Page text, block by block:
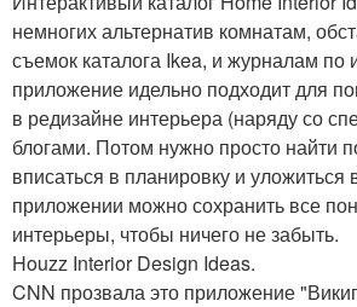
немногих альтернатив комнатам,
съемок каталога Ikea, и журналам по
приложение идельно подходит для
в редизайне интерьера (наряду со
блогами. Потом нужно просто найти
вписаться в планировку и уложиться
приложении можно сохранить все
интерьеры, чтобы ничего не забыть.
Houzz Interior Design Ideas.
CNN прозвала это приложение